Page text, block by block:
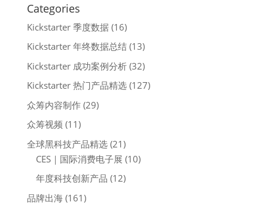
Categories
Kickstarter 季度数据(16)
Kickstarter 年终数据总结(13)
Kickstarter 成功案例分析(32)
Kickstarter 热门产品精选(127)
众筹内容制作(29)
众筹视频 (11)
全球黑科技产品精选(21)
CES｜国际消费电子展 (10)
年度科技创新产品 (12)
品牌出海(161)